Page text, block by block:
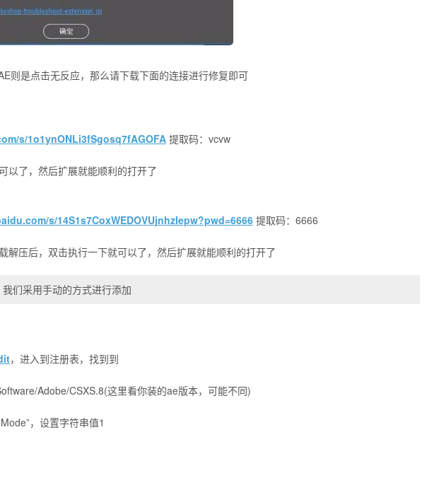
则是点击无反应，那么请下载下面的连接进行修复即可
s/1o1ynONLi3fSgosq7fAGOFA提取码：vcvw
以了，然后扩展就能顺利的打开了
s/14S1s7CoxWEDOVUjnhzIepw?pwd=6666 提取码：6666
解压后，双击执行一下就可以了，然后扩展就能顺利的打开了
们采用手动的方式进行添加
，进入到注册表，找到到
Adobe/CSXS.8(这里看你装的ae版本，可能不同)
，设置字符串值1